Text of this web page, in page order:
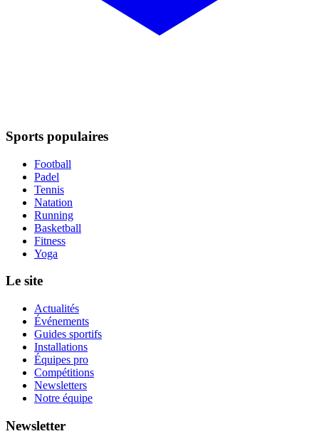
Sports populaires
Football
Padel
Tennis
Natation
Running
Basketball
Fitness
Yoga
Le site
Actualités
Événements
Guides sportifs
Installations
Équipes pro
Compétitions
Newsletters
Notre équipe
Newsletter